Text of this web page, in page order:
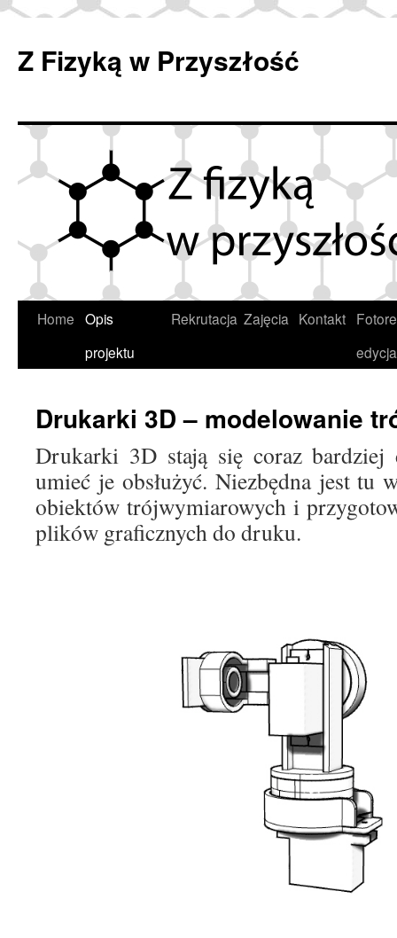
treści
Z Fizyką w Przyszłość
Home Opis
projektu
Rekrutacja Zajęcia Kontakt
edycja
Drukarki 3D – modelowanie
Drukarki 3D stają się coraz bardziej
umieć je obsłużyć. Niezbędna jest tu
obiektów trójwymiarowych i
plików graficznych do druku.